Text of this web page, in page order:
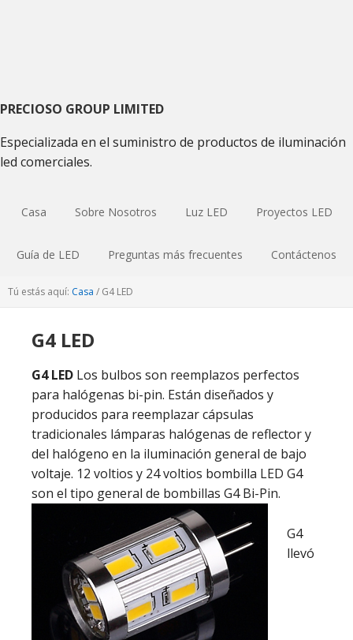
primaria
PRECIOSO GROUP LIMITED
Especializada en el suministro de productos de iluminación
led comerciales.
Casa Sobre Nosotros Luz LED Proyectos LED
Guía de LED Preguntas más frecuentes Contáctenos
Tú estás aquí: Casa / G4 LED
G4 LED
G4 LED Los bulbos son reemplazos perfectos
para halógenas bi-pin. Están diseñados y
producidos para reemplazar cápsulas
tradicionales lámparas halógenas de reflector y
del halógeno en la iluminación general de bajo
voltaje. 12 voltios y 24 voltios bombilla LED G4
son el tipo general de bombillas G4 Bi-Pin.
G4
llevó